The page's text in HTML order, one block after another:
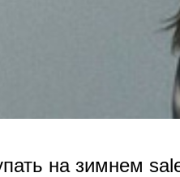
на зимнем